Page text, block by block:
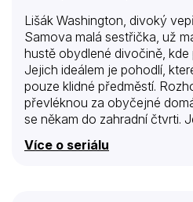
Lišák Washington, divoký
Samova malá sestřička, už
hustě obydlené divočině, kde
Jejich ideálem je pohodlí,
pouze klidné předměstí.
převléknou za obyčejné
se někam do zahradní čtvrti.
nebylo prozrazeno, ale
přece jen fungují a většinou
Více o seriálu